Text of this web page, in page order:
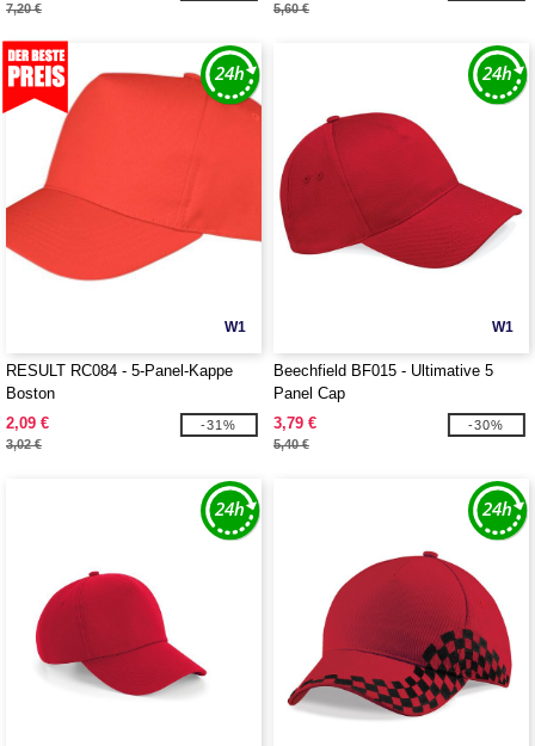
7,20 € 5,60 €
W1
RESULT RC084 - 5-Panel-Kappe
Boston
2,09 €
3,02 €
-31%
W1
Beechfield BF015 - Ultimative 5
Panel Cap
3,79 €
5,40 €
-30%